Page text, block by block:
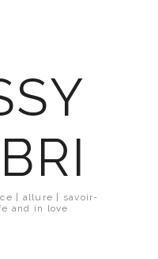
| allure | savoir-
and in love